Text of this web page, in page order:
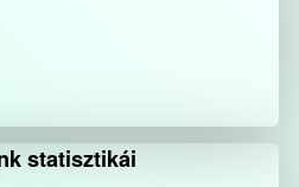
statisztikái